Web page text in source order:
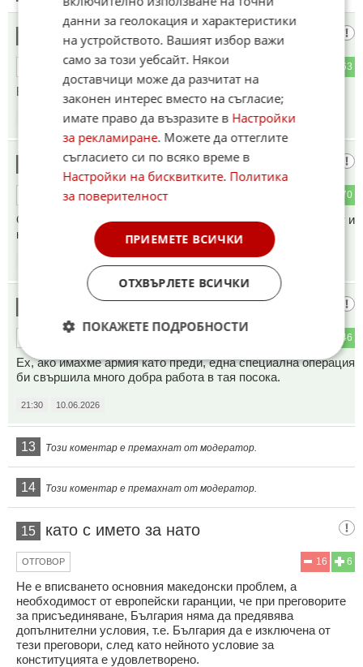
Вижда се
63
ОТГОВОР
В близките сто години няма да станете европейски член
10.06.2026
Защо се
70
ОТГОВОР
Обръща внимание на макетата ,като не искат ЕС ,не искат и
край
Цеко сифоня
46
Ех, ако имахме армия като преди, една специална операция
би свършила много добра работа в тая посока.
21:30 10.06.2026
13 Този коментар е премахнат от модератор.
14 Този коментар е премахнат от модератор.
15 като с името за нато
6
16
ОТГОВОР
Не е вписването основния македонски проблем, а
необходимост от европейски гаранции, че при преговорите
за присъединяване, България няма да предявява
допълнителни условия, т.е. България да е изключена от
тези преговори, след като нейното условие за
конституцията е удовлетворено.
данни за геолокация и характеристики
на устройството. Вашият избор важи
само за този уебсайт. Някои
доставчици може да разчитат на
законен интерес вместо на съгласие;
имате право да възразите в Настройки
за рекламиране. Можете да оттеглите
съгласието си по всяко време в
Настройки на бисквитките. Политика
за поверителност
ПРИЕМЕТЕ ВСИЧКИ
ОТХВЪРЛЕТЕ ВСИЧКИ
ПОКАЖЕТЕ ПОДРОБНОСТИ